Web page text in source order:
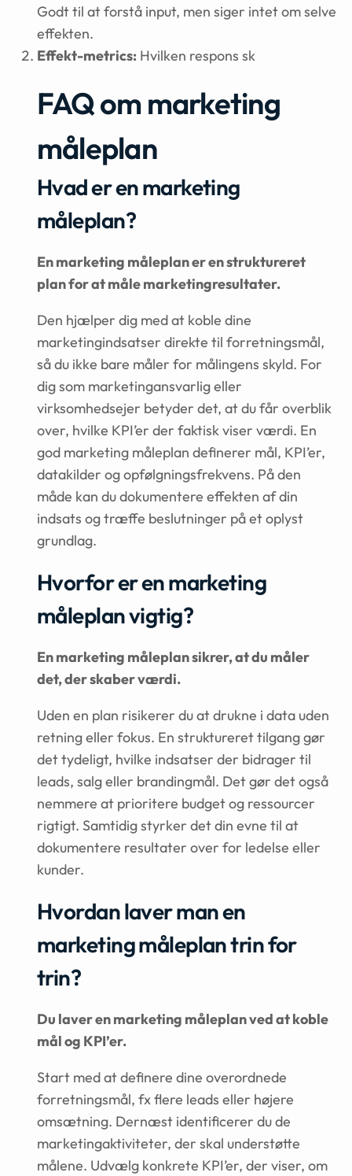
Godt til at forstå input, men siger intet om selve
effekten.
Effekt-metrics: Hvilken respons sk
FAQ om marketing
måleplan
Hvad er en marketing
måleplan?
En marketing måleplan er en struktureret
plan for at måle marketingresultater.
Den hjælper dig med at koble dine
marketingindsatser direkte til forretningsmål,
så du ikke bare måler for målingens skyld. For
dig som marketingansvarlig eller
virksomhedsejer betyder det, at du får overblik
over, hvilke KPI’er der faktisk viser værdi. En
god marketing måleplan definerer mål, KPI’er,
datakilder og opfølgningsfrekvens. På den
måde kan du dokumentere effekten af din
indsats og træffe beslutninger på et oplyst
grundlag.
Hvorfor er en marketing
måleplan vigtig?
En marketing måleplan sikrer, at du måler
det, der skaber værdi.
Uden en plan risikerer du at drukne i data uden
retning eller fokus. En struktureret tilgang gør
det tydeligt, hvilke indsatser der bidrager til
leads, salg eller brandingmål. Det gør det også
nemmere at prioritere budget og ressourcer
rigtigt. Samtidig styrker det din evne til at
dokumentere resultater over for ledelse eller
kunder.
Hvordan laver man en
marketing måleplan trin for
trin?
Du laver en marketing måleplan ved at koble
mål og KPI’er.
Start med at definere dine overordnede
forretningsmål, fx flere leads eller højere
omsætning. Dernæst identificerer du de
marketingaktiviteter, der skal understøtte
målene. Udvælg konkrete KPI’er, der viser, om